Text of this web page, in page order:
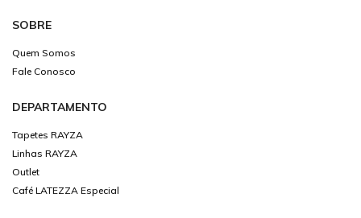
SOBRE
Quem Somos
Fale Conosco
DEPARTAMENTO
Tapetes RAYZA
Linhas RAYZA
Outlet
Café LATEZZA Especial